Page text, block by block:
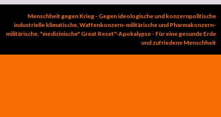
Menschheit gegen Krieg - Gegen ideologische und konzernpolitische
industrielle klimatische, Waffenkonzern-militärische und Pharmakonzern-
militärische, "medizinische" Great Reset"-Apokalypse - Für eine gesunde Erde
und zufriedene Menschheit